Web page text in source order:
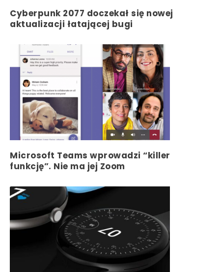
Cyberpunk 2077 doczekał się nowej
aktualizacji łatającej bugi
Microsoft Teams wprowadzi “killer
funkcję”. Nie ma jej Zoom